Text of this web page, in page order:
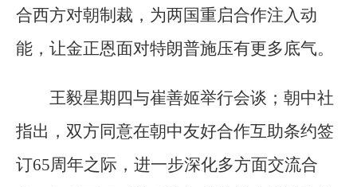
合西方对朝制裁，为两国重启合作注入动
能，让金正恩面对特朗普施压有更多底气。
王毅星期四与崔善姬举行会谈；朝中社
指出，双方同意在朝中友好合作互助条约签
订65周年之际，进一步深化多方面交流合